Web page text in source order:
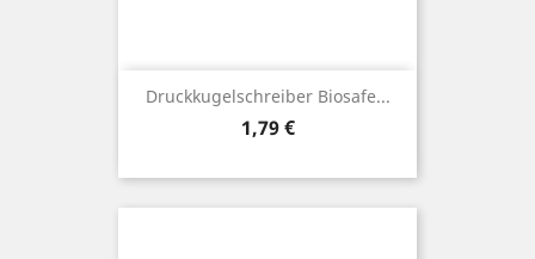
Druckkugelschreiber Biosafe...
Preis
1,79 €